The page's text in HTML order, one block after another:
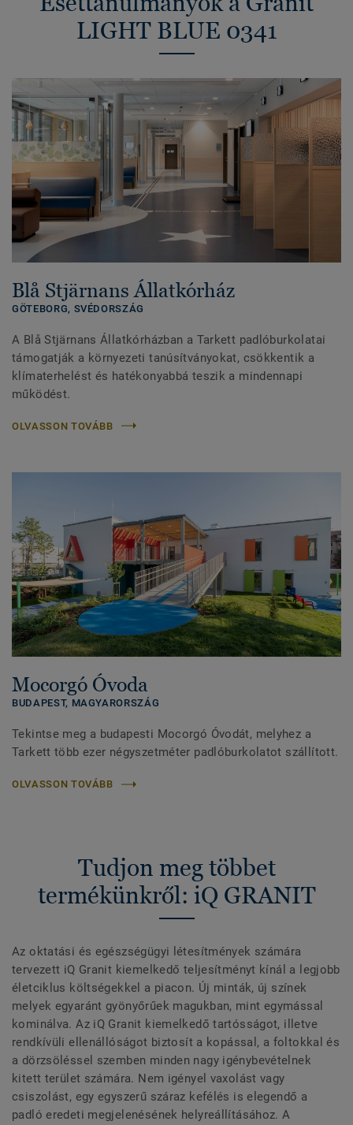
LIGHT BLUE 0341
Blå Stjärnans Állatkórház
GÖTEBORG, SVÉDORSZÁG
A Blå Stjärnans Állatkórházban a Tarkett padlóburkolatai
támogatják a környezeti tanúsítványokat, csökkentik a
klímaterhelést és hatékonyabbá teszik a mindennapi
működést.
OLVASSON TOVÁBB
Mocorgó Óvoda
BUDAPEST, MAGYARORSZÁG
Tekintse meg a budapesti Mocorgó Óvodát, melyhez a
Tarkett több ezer négyszetméter padlóburkolatot szállított.
OLVASSON TOVÁBB
Tudjon meg többet
termékünkről: iQ GRANIT
Az oktatási és egészségügyi létesítmények számára
tervezett iQ Granit kiemelkedő teljesítményt kínál a legjobb
életciklus költségekkel a piacon. Új minták, új színek
melyek egyaránt gyönyőrűek magukban, mint egymással
kominálva. Az iQ Granit kiemelkedő tartósságot, illetve
rendkívüli ellenállóságot biztosít a kopással, a foltokkal és
a dörzsöléssel szemben minden nagy igénybevételnek
kitett terület számára. Nem igényel vaxolást vagy
csiszolást, egy egyszerű száraz kefélés is elegendő a
padló eredeti megjelenésének helyreállításához. A